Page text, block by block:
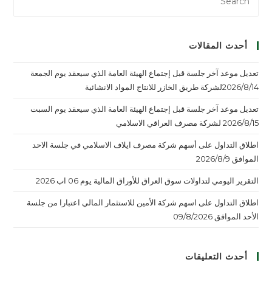
أحدث المقالات
تعديل موعد آخر جلسة قبل إجتماع الهيئة العامة الذي سيعقد يوم الجمعة
2026/8/14لشركة طريق الخازر للانتاج المواد الانشائية
تعديل موعد آخر جلسة قبل إجتماع الهيئة العامة الذي سيعقد يوم السبت
2026/8/15 لشركة مصرف العراقي الاسلامي
اطلاق التداول على أسهم شركة مصرف ايلاف الاسلامي في جلسة الاحد
الموافق 2026/8/9
التقرير اليومي لتداولات سوق العراق للأوراق المالية يوم 06 اب 2026
اطلاق التداول على اسهم شركة الأمين للاستثمار المالي اعتبارا من جلسة
الأحد الموافق 09/8/2026
أحدث التعليقات